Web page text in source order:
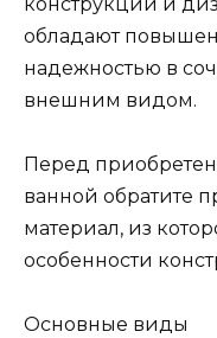
обладают
надежностью в
внешним видом.
Перед
ванной обратите
материал, из
особенности
Основные виды